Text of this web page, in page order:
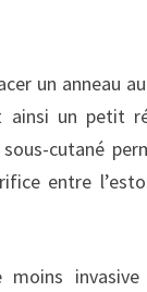
un anneau
ainsi un petit
cutané
entre
moins